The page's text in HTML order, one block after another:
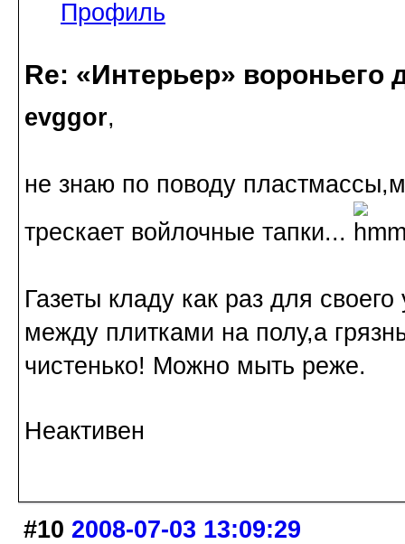
Профиль
Re: «Интерьер» вороньего
evggor,
не знаю по поводу
трескает войлочные тапки...
Газеты кладу как раз для
между плитками на полу,а
чистенько! Можно мыть реже.
Неактивен
#10 2008-07-03 13:09:29